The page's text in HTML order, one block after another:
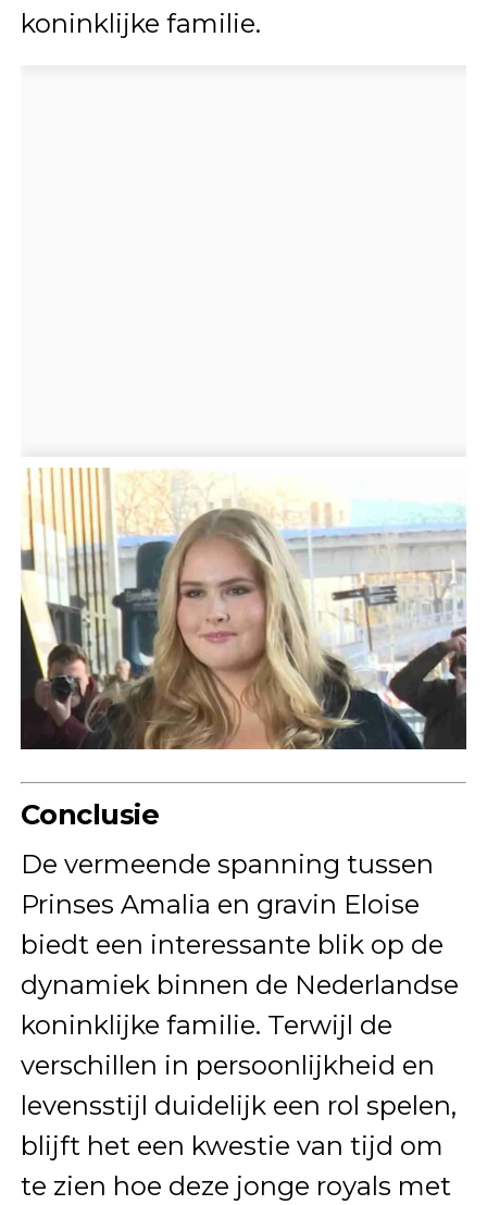
koninklijke familie.
Conclusie
De vermeende spanning tussen
Prinses Amalia en gravin Eloise
biedt een interessante blik op de
dynamiek binnen de Nederlandse
koninklijke familie. Terwijl de
verschillen in persoonlijkheid en
levensstijl duidelijk een rol spelen,
blijft het een kwestie van tijd om
te zien hoe deze jonge royals met